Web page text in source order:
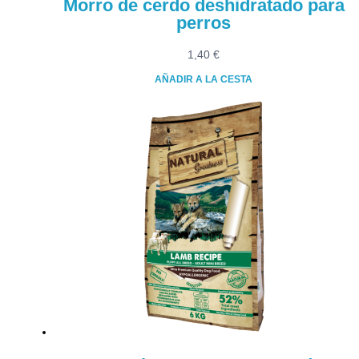
Morro de cerdo deshidratado para
perros
1,40 €
AÑADIR A LA CESTA